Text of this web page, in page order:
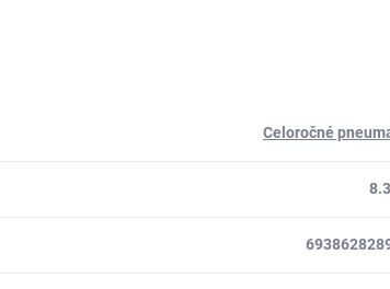
Celoročné